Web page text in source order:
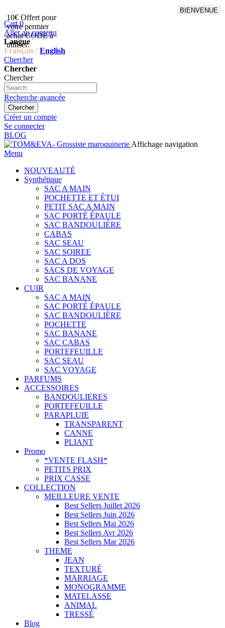
10€ Offert pour
votre permier
achat CODE à
utiliser:
BIENVENUE
Cart 0
Aller au contenu
Langue
Français / English
Chercher
Chercher
Chercher
Recherche avancée
Chercher
Créer un compte
Se connecter
BLOG
Affichage navigation
Menu
NOUVEAUTÉ
Synthétique
SAC A MAIN
POCHETTE ET ÉTUI
PETIT SAC A MAIN
SAC PORTÉ ÉPAULE
SAC BANDOULIÈRE
CABAS
SAC SEAU
SAC SOIREE
SAC A DOS
SACS DE VOYAGE
SAC BANANE
CUIR
SAC A MAIN
SAC PORTÉ ÉPAULE
SAC BANDOULIÈRE
POCHETTE
SAC BANANE
SAC CABAS
PORTEFEUILLE
SAC SEAU
SAC VOYAGE
PARFUMS
ACCESSOIRES
BANDOULIERES
PORTEFEUILLE
PARAPLUIE
TRANSPARENT
CANNE
PLIANT
Promo
*VENTE FLASH*
PETITS PRIX
PRIX CASSE
COLLECTION
MEILLEURE VENTE
Best Sellers Juillet 2026
Best Sellers Juin 2026
Best Sellers Mai 2026
Best Sellers Avr 2026
Best Sellers Mar 2026
THEME
JEAN
TEXTURÉ
MARRIAGE
MONOGRAMME
MATELASSE
ANIMAL
TRESSÉ
Blog